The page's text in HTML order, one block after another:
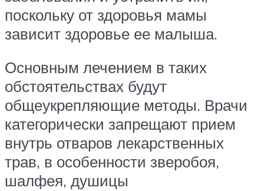
поскольку от здоровья мамы
зависит здоровье ее малыша.
Основным лечением в таких
обстоятельствах будут
общеукрепляющие методы. Врачи
категорически запрещают прием
внутрь отваров лекарственных
трав, в особенности зверобоя,
шалфея, душицы